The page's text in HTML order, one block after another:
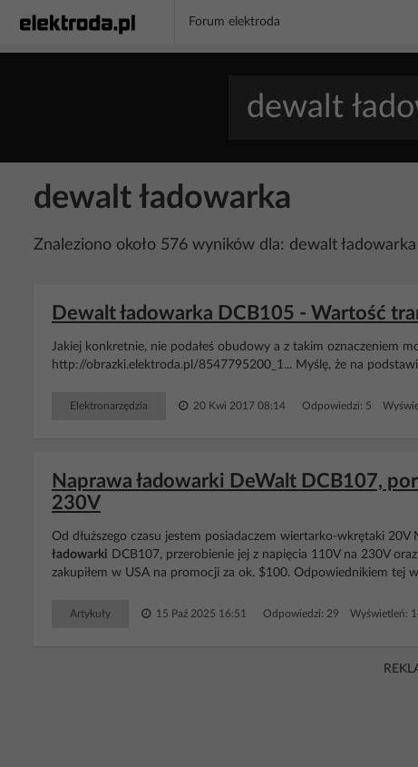
Forum elektroda
dewalt ładowarka
Znaleziono około 576 wyników dla: dewalt ładowarka
Dewalt ładowarka DCB105 - Wartość
Jakiej konkretnie, nie podałeś obudowy a z takim oznaczeniem
http://obrazki.elektroda.pl/8547795200_1... Myślę, że na
Elektronarzędzia 20 Kwi 2017 08:14 Odpowiedzi: 5
Naprawa ładowarki DeWalt DCB107,
230V
Od dłuższego czasu jestem posiadaczem wiertarko-wkrętaki 20V
ładowarki DCB107, przerobienie jej z napięcia 110V na 230V
zakupiłem w USA na promocji za ok. $100. Odpowiednikiem tej
Artykuły 15 Paź 2025 16:51 Odpowiedzi: 29 Wyświetleń: